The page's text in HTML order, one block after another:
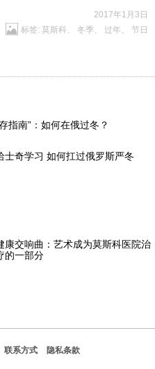
2017年1月3日
标签: 莫斯科 、 冬季 、 过年 、 节日
指南”：如何在俄过冬？
士奇学习 如何扛过俄罗斯严冬
康交响曲：艺术成为莫斯科医院治
的一部分
联系方式 隐私条款